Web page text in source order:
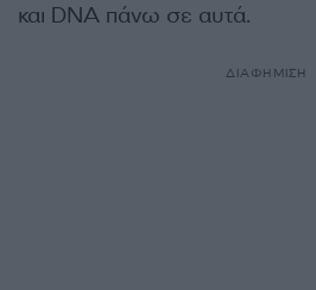
και DNA πάνω σε αυτά.
ΔΙΑΦΗΜΙΣΗ